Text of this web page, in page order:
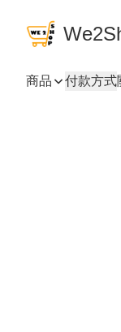
商品 付款方式